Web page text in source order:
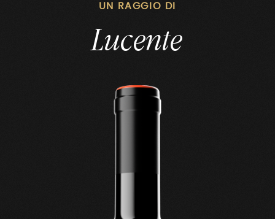
UN RAGGIO DI
Lucente